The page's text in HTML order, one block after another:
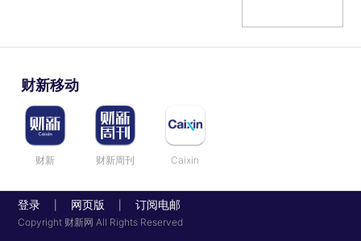
财新移动
财新 财新周刊 Caixin
登录 网页版 订阅电邮
Copyright 财新网 All Rights Reserved